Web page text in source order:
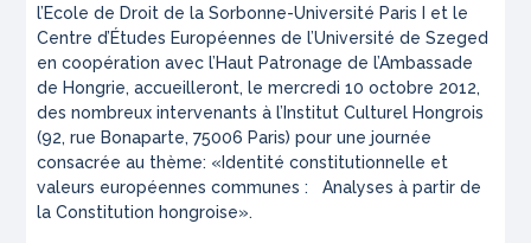
l’Ecole de Droit de la Sorbonne-Université Paris I et le
Centre d’Études Européennes de l’Université de Szeged
en coopération avec l’Haut Patronage de l’Ambassade
de Hongrie, accueilleront, le mercredi 10 octobre 2012,
des nombreux intervenants à l’Institut Culturel Hongrois
(92, rue Bonaparte, 75006 Paris) pour une journée
consacrée au thème: «Identité constitutionnelle et
valeurs européennes communes : Analyses à partir de
la Constitution hongroise».